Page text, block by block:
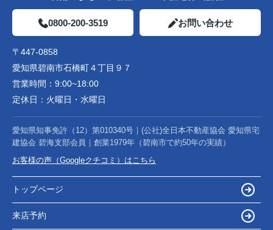
0800-200-3519 お問い合わせ
〒447-0858
愛知県碧南市石橋町４丁目９７
営業時間： 9:00~18:00
定休日： 火曜日・水曜日
愛知県知事免許（12）第010340号｜(公社)全日本不動産協会 愛知県宅
建協会 碧海支部会員｜創業1979年（碧南市で約50年の実績）
お客様の声（Googleクチコミ）はこちら
トップページ
来店予約